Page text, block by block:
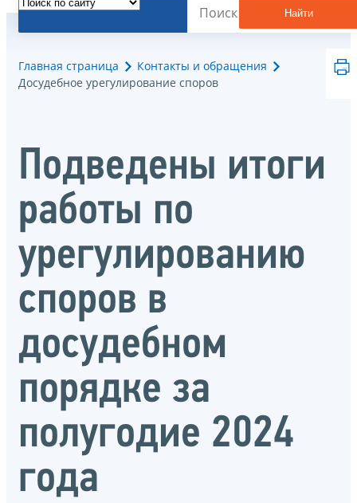
Найти
Главная страница
Контакты и обращения
Досудебное урегулирование споров
Подведены итоги
работы по
урегулированию
споров в
досудебном
порядке за
полугодие 2024
года